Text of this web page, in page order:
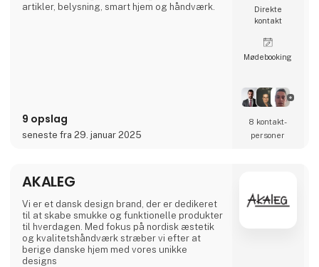
artikler, belysning, smart hjem og håndværk.
9 opslag
seneste fra 29. januar 2025
Direkte
kontakt
Møde­booking
8 kontakt­
personer
AKALEG
Vi er et dansk design brand, der er dedikeret
til at skabe smukke og funktionelle produkter
til hverdagen. Med fokus på nordisk æstetik
og kvalitetshåndværk stræber vi efter at
berige danske hjem med vores unikke
designs